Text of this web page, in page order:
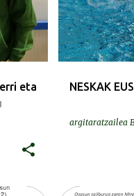
eta
NESKAK
argitaratzailea